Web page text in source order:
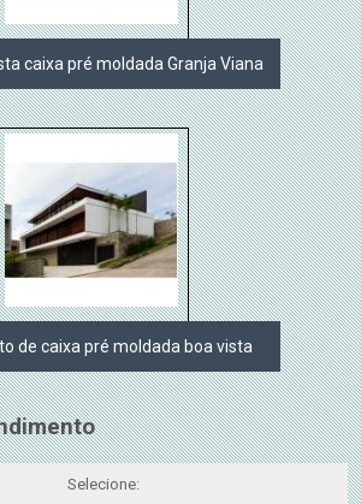
caixa pré moldada Granja Viana
de caixa pré moldada boa vista
Selecione: